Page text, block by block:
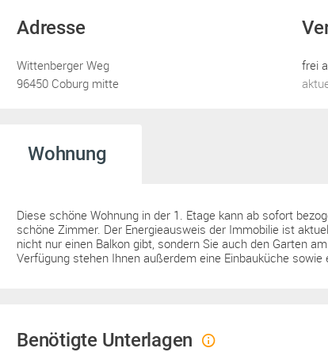
Adresse
Wittenberger Weg
96450 Coburg mitte
frei
Wohnung
Diese schöne Wohnung in der 1. Etage kann ab sofort
schöne Zimmer. Der Energieausweis der Immobilie ist
nicht nur einen Balkon gibt, sondern Sie auch den Garten
Verfügung stehen Ihnen außerdem eine Einbauküche sowie
Benötigte Unterlagen